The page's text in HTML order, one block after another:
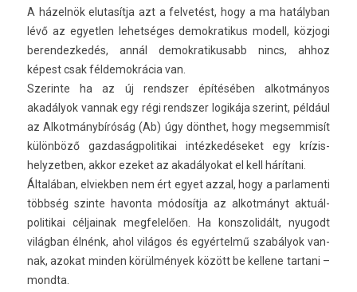
A házelnök elutasít­ja azt a fel­vetést, hogy a ma hatályban
lévő az egyetl­en lehet­séges de­mok­ratikus modell, közjogi
be­ren­dezkedés, annál de­mok­ratikusabb nincs, ahhoz
képest csak fél­demok­rácia van.
Szerin­te ha az új re­ndsz­er építésében al­kot­mányos
akadályok van­nak egy régi re­ndsz­er logikája szerint, például
az Al­kot­mánybíróság (Ab) úgy dönthet, hogy meg­semmisít
különböző gaz­daság­politikai intézkedéseket egy krízis­
helyzetb­en, akkor ezeket az akadályokat el kell hárítani.
Általában, el­viekb­en nem ért egyet azzal, hogy a par­lamen­ti
többség szin­te havon­ta módosítja az al­kot­mányt ak­tuál­
politikai cél­jainak meg­felelő­en. Ha konszolidált, nyugodt
világban élnénk, ahol világos és egyértelmű szabályok van­
nak, azokat mind­en körülmények között be kel­lene tar­tani –
mondta.